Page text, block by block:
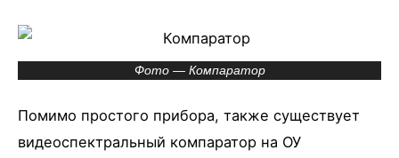
Фото — Компаратор
Помимо простого прибора, также существует
видеоспектральный компаратор на ОУ